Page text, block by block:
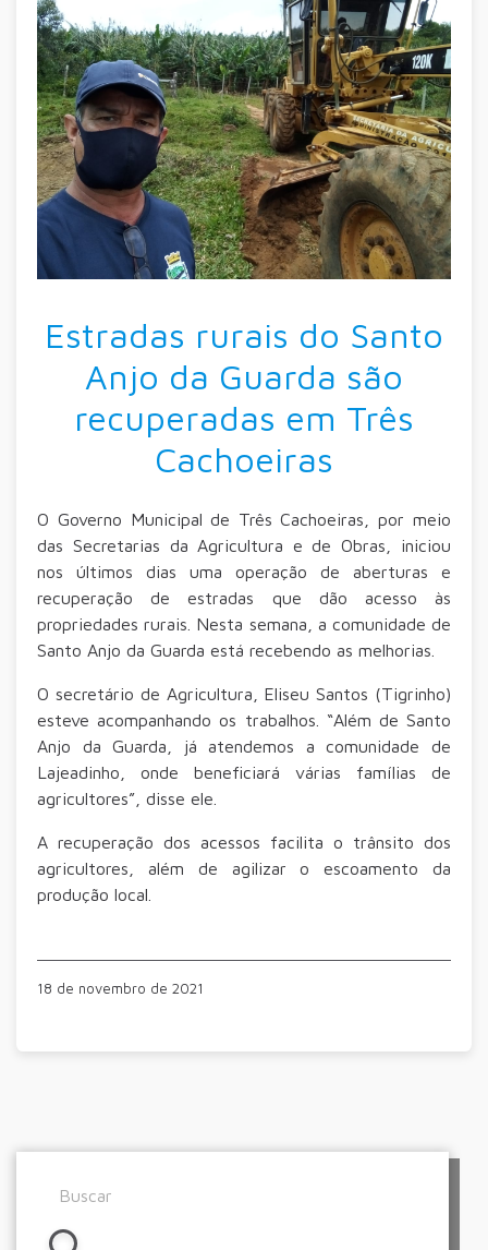
Estradas rurais do Santo
Anjo da Guarda são
recuperadas em Três
Cachoeiras
O Governo Municipal de Três Cachoeiras, por meio
das Secretarias da Agricultura e de Obras, iniciou
nos últimos dias uma operação de aberturas e
recuperação de estradas que dão acesso às
propriedades rurais. Nesta semana, a comunidade de
Santo Anjo da Guarda está recebendo as melhorias.
O secretário de Agricultura, Eliseu Santos (Tigrinho)
esteve acompanhando os trabalhos. “Além de Santo
Anjo da Guarda, já atendemos a comunidade de
Lajeadinho, onde beneficiará várias famílias de
agricultores”, disse ele.
A recuperação dos acessos facilita o trânsito dos
agricultores, além de agilizar o escoamento da
produção local.
18 de novembro de 2021